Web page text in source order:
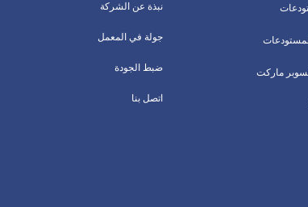
نبذة عن الشركة
جولة في المعمل
ضبط الجودة
اتصل بنا
ماركت